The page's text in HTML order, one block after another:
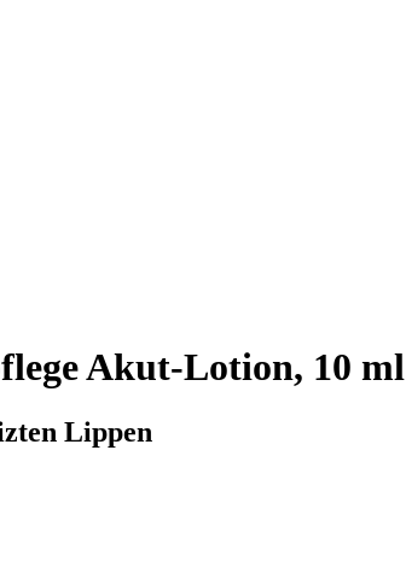
Akut-Lotion, 10 ml
Lippen